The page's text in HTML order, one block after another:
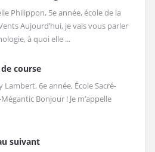
Philippon, 5e année, école de la
Aujourd’hui, je vais vous parler
à quoi elle ...
course
Lambert, 6e année, École Sacré-
Bonjour ! Je m’appelle
suivant